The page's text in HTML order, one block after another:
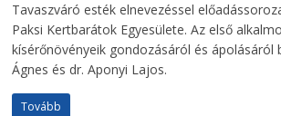
Tavaszváró esték elnevezéssel
Paksi Kertbarátok Egyesülete. Az első
kísérőnövényeik gondozásáról és ápolásáról
Ágnes és dr. Aponyi Lajos.
Tovább